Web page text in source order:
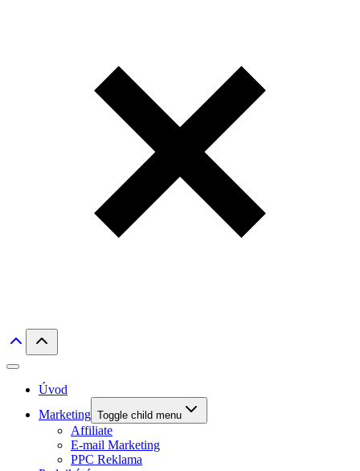
Úvod
Marketing Toggle child menu
Affiliate
E-mail Marketing
PPC Reklama